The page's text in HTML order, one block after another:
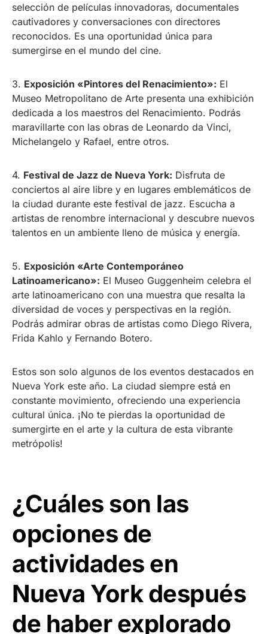
selección de películas innovadoras, documentales
cautivadores y conversaciones con directores
reconocidos. Es una oportunidad única para
sumergirse en el mundo del cine.
3. Exposición «Pintores del Renacimiento»: El
Museo Metropolitano de Arte presenta una exhibición
dedicada a los maestros del Renacimiento. Podrás
maravillarte con las obras de Leonardo da Vinci,
Michelangelo y Rafael, entre otros.
4. Festival de Jazz de Nueva York: Disfruta de
conciertos al aire libre y en lugares emblemáticos de
la ciudad durante este festival de jazz. Escucha a
artistas de renombre internacional y descubre nuevos
talentos en un ambiente lleno de música y energía.
5. Exposición «Arte Contemporáneo
Latinoamericano»: El Museo Guggenheim celebra el
arte latinoamericano con una muestra que resalta la
diversidad de voces y perspectivas en la región.
Podrás admirar obras de artistas como Diego Rivera,
Frida Kahlo y Fernando Botero.
Estos son solo algunos de los eventos destacados en
Nueva York este año. La ciudad siempre está en
constante movimiento, ofreciendo una experiencia
cultural única. ¡No te pierdas la oportunidad de
sumergirte en el arte y la cultura de esta vibrante
metrópolis!
¿Cuáles son las
opciones de
actividades en
Nueva York después
de haber explorado